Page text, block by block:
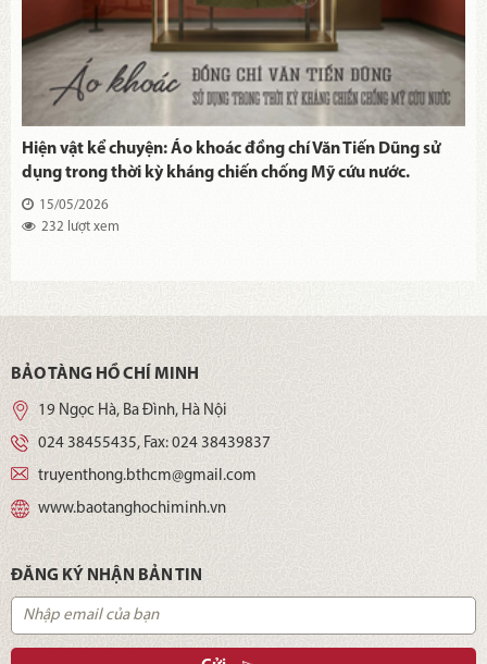
Hiện vật kể chuyện: Áo khoác đồng chí Văn Tiến Dũng sử
dụng trong thời kỳ kháng chiến chống Mỹ cứu nước.
15/05/2026
232 lượt xem
BẢO TÀNG HỒ CHÍ MINH
19 Ngọc Hà, Ba Đình, Hà Nội
024 38455435, Fax: 024 38439837
truyenthong.bthcm@gmail.com
www.baotanghochiminh.vn
ĐĂNG KÝ NHẬN BẢN TIN